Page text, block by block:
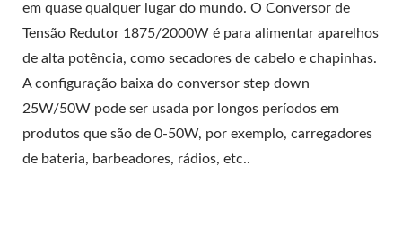
em quase qualquer lugar do mundo. O Conversor de
Tensão Redutor 1875/2000W é para alimentar aparelhos
de alta potência, como secadores de cabelo e chapinhas.
A configuração baixa do conversor step down
25W/50W pode ser usada por longos períodos em
produtos que são de 0-50W, por exemplo, carregadores
de bateria, barbeadores, rádios, etc..